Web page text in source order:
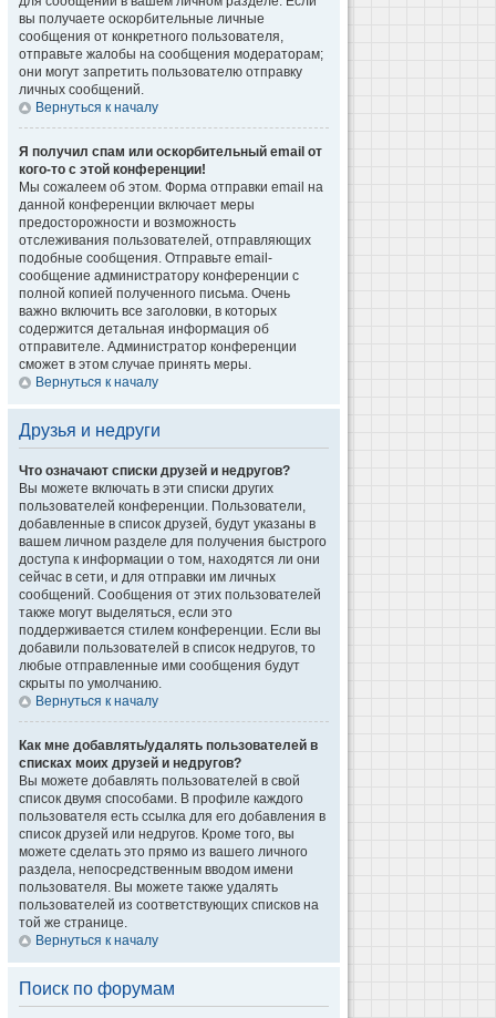
вы получаете оскорбительные личные
сообщения от конкретного пользователя,
отправьте жалобы на сообщения модераторам;
они могут запретить пользователю отправку
личных сообщений.
Вернуться к началу
Я получил спам или оскорбительный email от
кого-то с этой конференции!
Мы сожалеем об этом. Форма отправки email на
данной конференции включает меры
предосторожности и возможность
отслеживания пользователей, отправляющих
подобные сообщения. Отправьте email-
сообщение администратору конференции с
полной копией полученного письма. Очень
важно включить все заголовки, в которых
содержится детальная информация об
отправителе. Администратор конференции
сможет в этом случае принять меры.
Вернуться к началу
Друзья и недруги
Что означают списки друзей и недругов?
Вы можете включать в эти списки других
пользователей конференции. Пользователи,
добавленные в список друзей, будут указаны в
вашем личном разделе для получения быстрого
доступа к информации о том, находятся ли они
сейчас в сети, и для отправки им личных
сообщений. Сообщения от этих пользователей
также могут выделяться, если это
поддерживается стилем конференции. Если вы
добавили пользователей в список недругов, то
любые отправленные ими сообщения будут
скрыты по умолчанию.
Вернуться к началу
Как мне добавлять/удалять пользователей в
списках моих друзей и недругов?
Вы можете добавлять пользователей в свой
список двумя способами. В профиле каждого
пользователя есть ссылка для его добавления в
список друзей или недругов. Кроме того, вы
можете сделать это прямо из вашего личного
раздела, непосредственным вводом имени
пользователя. Вы можете также удалять
пользователей из соответствующих списков на
той же странице.
Вернуться к началу
Поиск по форумам